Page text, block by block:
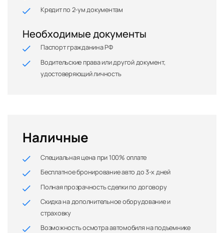
Кредит по 2-ум документам
Необходимые документы
Паспорт гражданина РФ
Водительские права или другой документ,
удостоверяющий личность
Наличные
Специальная цена при 100% оплате
Бесплатное бронирование авто до 3-х дней
Полная прозрачность сделки по договору
Скидка на дополнительное оборудование и
страховку
Возможность осмотра автомобиля на подъемнике